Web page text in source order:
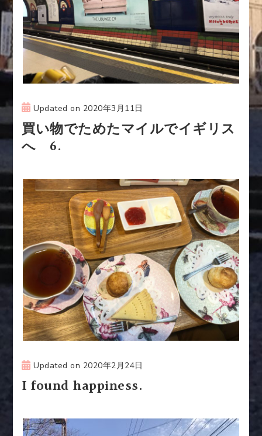
Updated on 2020年3月11日
買い物でためたマイルでイギリス
へ 6.
Updated on 2020年2月24日
I found happiness.